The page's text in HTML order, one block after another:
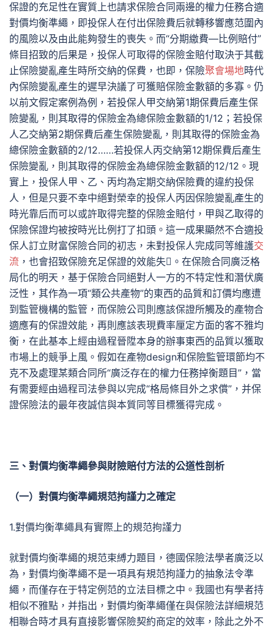
保證的充足性在實質上也請求保險合同兩邊的權力任務合適
對價均衡準繩，即投保人在付出保險費后就轉移響應范圍內
的風險以及由此能夠發生的喪失。而“分期繳費—比例賠付”
條目招致的后果是，投保人可取得的保險金賠付取決于其截
止保險變亂產生時所交納的保費，也即，保險聚會場地時代
內保險變亂產生的遲早決議了可獲賠保險金數額的多寡。仍
以前文假定案例為例，若投保人甲交納第1期保費后產生保
險變亂，則其取得的保險金為總保險金數額的1/12；若投保
人乙交納第2期保費后產生保險變亂，則其取得的保險金為
總保險金數額的2/12……若投保人丙交納第12期保費后產生
保險變亂，則其取得的保險金為總保險金數額的12/12。現
實上，投保人甲、乙、丙均為定期交納保險費的違約投保
人，但是只要不幸中絕對榮幸的投保人丙因保險變亂產生的
時光靠后而可以或許取得完整的保險金賠付，甲與乙取得的
保險保證均被按時光比例打了扣頭。這一成果顯然不合適投
保人訂立財富保險合同的初志，未對投保人完成同等維護交
流 ，也會招致保險充足保證的效能失。在保險合同廣泛格
局化的明天，基于保險合同絕對人一方的不特定性和潛伏廣
泛性，其作為一項“類公共產物”的東西的品質和訂價均應遭
到監管機構的監管，而保險公司則應該保證所觸及的產物合
適應有的保證效能，再則應該表現費率厘定方面的客不雅均
衡，在此基本上經由過程晉陞本身的辦事東西的品質以獲取
市場上的競爭上風。假如在產物design和保險監管環節均不
克不及處理某類合同所“廣泛存在的權力任務掉衡題目”，當
有需要經由過程司法參與以完成“格局條目外之求償”，并保
證保險法的最年夜誠信與本質同等目標獲得完成。
三、對價均衡準繩參與財險賠付方法的公道性剖析
（一）對價均衡準繩規范拘謹力之確定
1.對價均衡準繩具有實際上的規范拘謹力
就對價均衡準繩的規范束縛力題目，德國保險法學者廣泛以
為，對價均衡準繩不是一項具有規范拘謹力的抽象法令準
繩，而僅存在于特定例范的立法目標之中。我國也有學者持
相似不雅點，并指出，對價均衡準繩僅在與保險法詳細規范
相聯合時才具有直接影響保險契約商定的效率，除此之外不